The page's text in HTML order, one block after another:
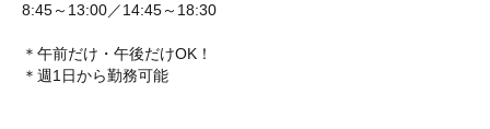
8:45～13:00／14:45～18:30
＊午前だけ・午後だけOK！
＊週1日から勤務可能